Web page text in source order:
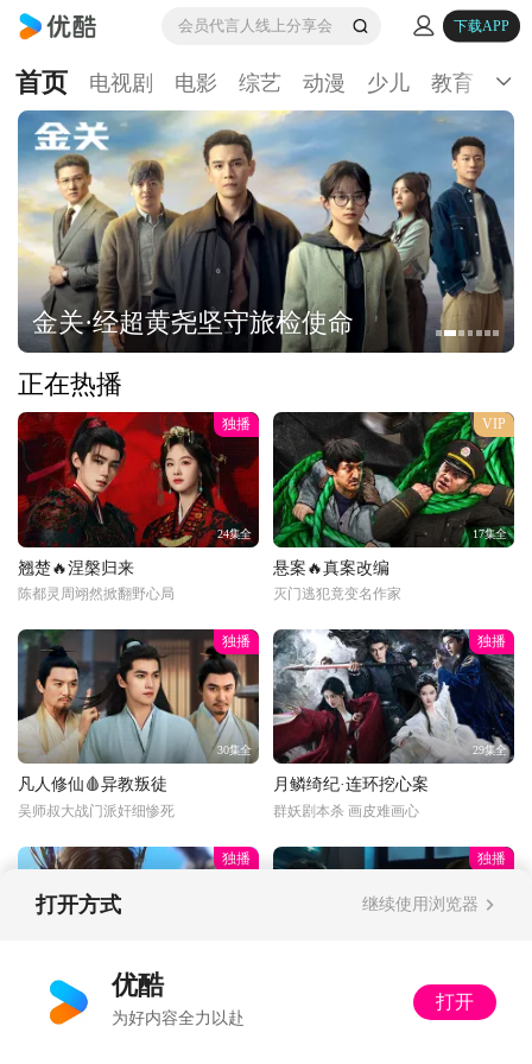
会员代言人线上分享会 下载APP
首页 电视剧 电影 综艺 动漫 少儿 教育 生
金关·经超黄尧坚守旅检使命
正在热播
独播
24集全
翘楚🔥涅槃归来
陈都灵周翊然掀翻野心局
VIP
17集全
悬案🔥真案改编
灭门逃犯竟变名作家
独播
30集全
凡人修仙🩸异教叛徒
吴师叔大战门派奸细惨死
独播
29集全
月鳞绮纪·连环挖心案
群妖剧本杀 画皮难画心
独播
光阴年番💥狂吸祖地
二牛上嘴啃神像脚趾
独播
以法之名🔍陷入死局
打开方式 继续使用浏览器
优酷
为好内容全力以赴
打开